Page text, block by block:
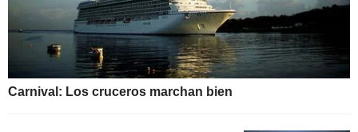
Carnival: Los cruceros marchan bien